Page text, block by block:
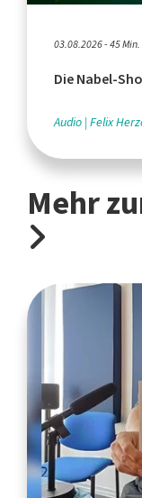
03.08.2026 - 45 Min.
Die Nabel-
Audio Felix
Mehr